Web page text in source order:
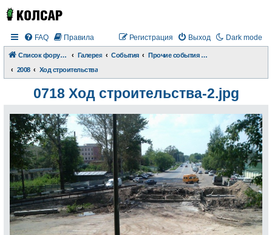
Dark mode
FAQ Правила Выход
Регистрация
Список форумов Галерея События
Прочие события и происшествия
2008
Ход строительства
0718 Ход строительства-2.jpg